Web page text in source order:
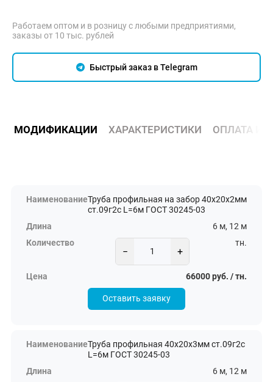
Работаем оптом и в розницу с любыми предприятиями,
заказы от 10 тыс. рублей
Быстрый заказ в Telegram
МОДИФИКАЦИИ ХАРАКТЕРИСТИКИ ОПЛАТА И
Труба профильная на забор 40х20х2мм
ст.09г2с L=6м ГОСТ 30245-03
6 м, 12 м
− +
тн.
66000 руб. / тн.
Оставить заявку
Труба профильная 40х20х3мм ст.09г2с
L=6м ГОСТ 30245-03
6 м, 12 м